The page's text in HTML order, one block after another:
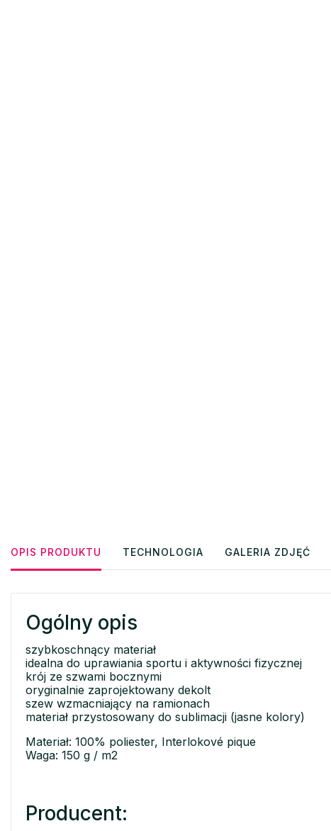
OPIS PRODUKTU TECHNOLOGIA GALERIA ZDJĘĆ
Ogólny opis
szybkoschnący materiał
idealna do uprawiania sportu i aktywności fizycznej
krój ze szwami bocznymi
oryginalnie zaprojektowany dekolt
szew wzmacniający na ramionach
materiał przystosowany do sublimacji (jasne kolory)
Materiał: 100% poliester, Interlokové pique
Waga: 150 g / m2
Producent: